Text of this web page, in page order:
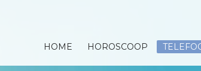
HOME HOROSCOOP